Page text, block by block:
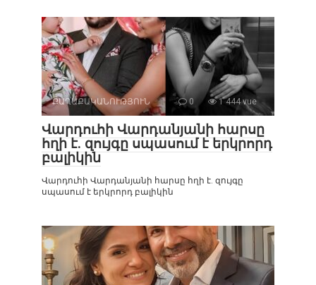
ՔԱՂԱՔԱԿԱՆՈՒԹՅՈՒՆ 0 1 444 vue
Վարդուհի Վարդանյանի հարսը
հղի է. զույգը սպասում է երկրորդ
բալիկին
Վարդուհի Վարդանյանի հարսը հղի է. զույգը
սպասում է երկրորդ բալիկին